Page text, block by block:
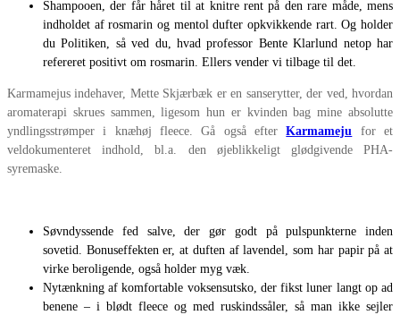
Shampooen, der får håret til at knitre rent på den rare måde, mens
indholdet af rosmarin og mentol dufter opkvikkende rart. Og holder
du Politiken, så ved du, hvad professor Bente Klarlund netop har
refereret positivt om rosmarin. Ellers vender vi tilbage til det.
Karmamejus indehaver, Mette Skjærbæk er en sanserytter, der ved, hvordan
aromaterapi skrues sammen, ligesom hun er kvinden bag mine absolutte
yndlingsstrømper i knæhøj fleece. Gå også efterKarmameju for et
veldokumenteret indhold, bl.a. den øjeblikkeligt glødgivende PHA-
syremaske.
Søvndyssende fed salve, der gør godt på pulspunkterne inden
sovetid. Bonuseffekten er, at duften af lavendel, som har papir på at
virke beroligende, også holder myg væk.
Nytænkning af komfortable voksensutsko, der fikst luner langt op ad
benene – i blødt fleece og med ruskindssåler, så man ikke sejler